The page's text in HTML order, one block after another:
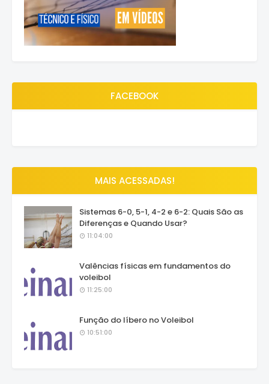
FACEBOOK
MAIS ACESSADAS!
Sistemas 6-0, 5-1, 4-2 e 6-2: Quais São as
Diferenças e Quando Usar?
11:04:00
Valências físicas em fundamentos do
voleibol
11:25:00
Função do líbero no Voleibol
10:51:00